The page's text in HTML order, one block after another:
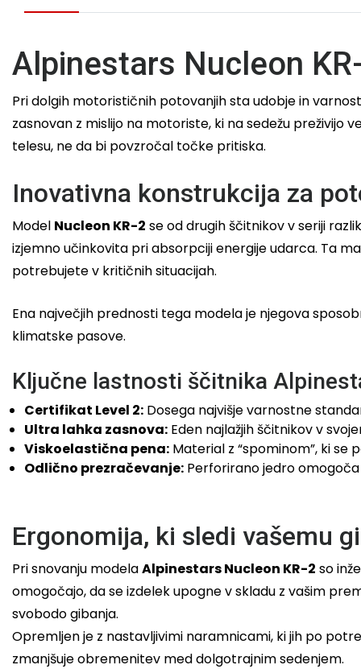
Alpinestars Nucleon
Pri dolgih motorističnih potovanjih sta udobje in
zasnovan z mislijo na motoriste, ki na sedežu preživijo
telesu, ne da bi povzročal točke pritiska.
Inovativna konstrukcija za
Model Nucleon KR-2 se od drugih ščitnikov v seriji
izjemno učinkovita pri absorpciji energije udarca. Ta
potrebujete v kritičnih situacijah.
Ena največjih prednosti tega modela je njegova
klimatske pasove.
Ključne lastnosti ščitnika
Certifikat Level 2: Dosega najvišje varnostne
Ultra lahka zasnova: Eden najlažjih ščitnikov v
Viskoelastična pena: Material z “spominom”, ki
Odlično prezračevanje: Perforirano jedro
Ergonomija, ki sledi vašemu
Pri snovanju modelaAlpinestars Nucleon KR-2 so
omogočajo, da se izdelek upogne v skladu z vašim
svobodo gibanja.
Opremljen je z nastavljivimi naramnicami, ki jih po
zmanjšuje obremenitev med dolgotrajnim sedenjem.